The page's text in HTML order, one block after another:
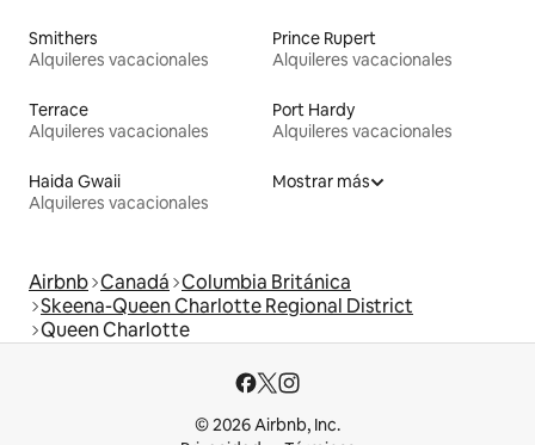
Smithers
Alquileres vacacionales
Prince Rupert
Alquileres vacacionales
Terrace
Alquileres vacacionales
Port Hardy
Alquileres vacacionales
Haida Gwaii
Alquileres vacacionales
Mostrar más
Airbnb Canadá Columbia Británica
Skeena-Queen Charlotte Regional District
Queen Charlotte
© 2026 Airbnb, Inc.